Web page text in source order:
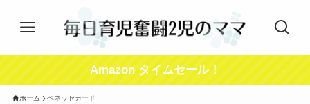
Amazon タイムセール！
ホーム ベネッセカード